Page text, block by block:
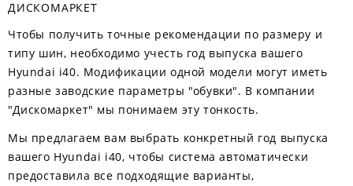
ДИСКОМАРКЕТ
Чтобы получить точные рекомендации по размеру и
типу шин, необходимо учесть год выпуска вашего
Hyundai i40. Модификации одной модели могут иметь
разные заводские параметры "обувки". В компании
"Дискомаркет" мы понимаем эту тонкость.
Мы предлагаем вам выбрать конкретный год выпуска
вашего Hyundai i40, чтобы система автоматически
предоставила все подходящие варианты,